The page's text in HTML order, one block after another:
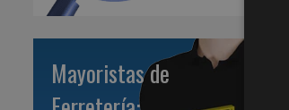
Mayoristas de